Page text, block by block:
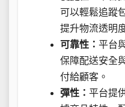
可以輕鬆追蹤
提升物流透明
可靠性： 平台
保障配送安全
付給顧客。
彈性： 平台提